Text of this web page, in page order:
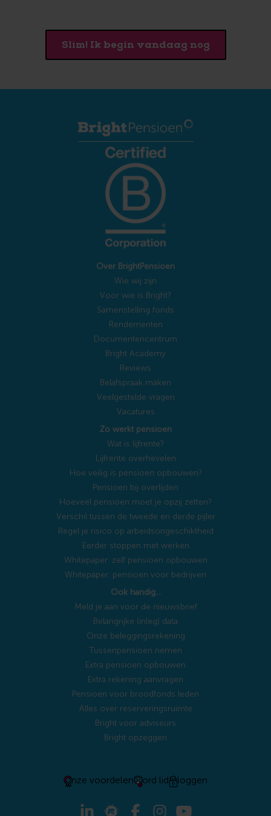
Slim! Ik begin vandaag nog
Over BrightPensioen
Wie wij zijn
Voor wie is Bright?
Samenstelling fonds
Rendementen
Documentencentrum
Bright Academy
Reviews
Belafspraak maken
Veelgestelde vragen
Vacatures
Zo werkt pensioen
Wat is lijfrente?
Lijfrente overhevelen
Hoe veilig is pensioen opbouwen?
Pensioen bij overlijden
Hoeveel pensioen moet je opzij zetten?
Verschil tussen de tweede en derde pijler
Regel je risico op arbeidsongeschiktheid
Eerder stoppen met werken
Whitepaper: zelf pensioen opbouwen
Whitepaper: pensioen voor bedrijven
Ook handig…
Meld je aan voor de nieuwsbrief
Belangrijke (inleg) data
Onze beleggingsrekening
Tussenpensioen nemen
Extra pensioen opbouwen
Extra rekening aanvragen
Pensioen voor broodfonds leden
Alles over reserveringsruimte
Bright voor adviseurs
Bright opzeggen
Onze voordelenWord lidInloggen